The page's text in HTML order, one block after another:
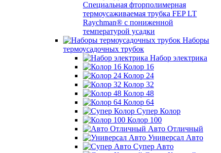
Специальная фторполимерная
термоусаживаемая трубка FEP LT
Raychman® с пониженной
температурой усадки
Наборы
термоусадочных трубок
Набор электрика
Колор 16
Колор 24
Колор 32
Колор 48
Колор 64
Супер Колор
Колор 100
Авто Отличный
Универсал Авто
Супер Авто